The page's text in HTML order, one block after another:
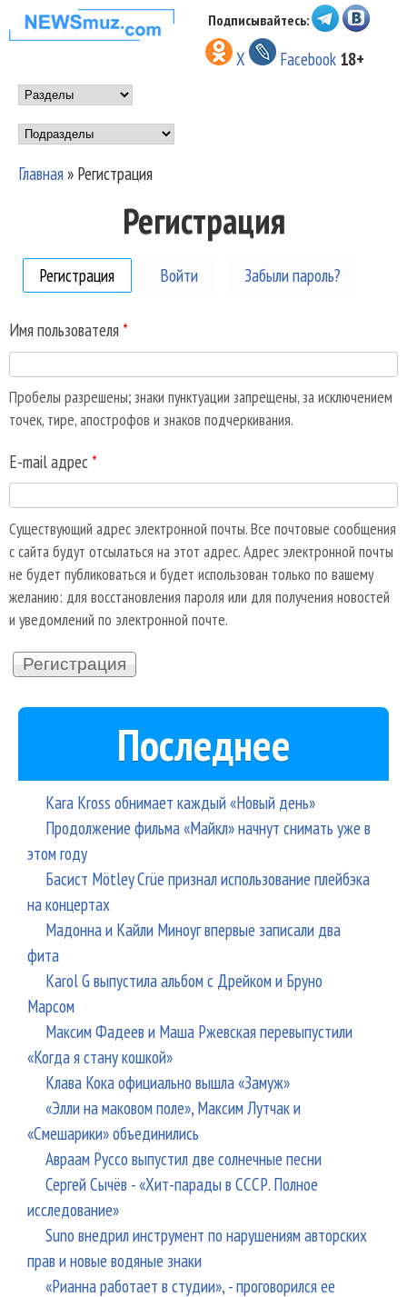
Перейти к основному
содержанию
НОВОСТИ
МУЗЫКИ И
ШОУ БИЗНЕСА
NEWSMUZ.COM
Подписывайтесь:
X Facebook 18+
Main menu
Подразделы
Главная» Регистрация
Регистрация
Регистрация (активная вкладка)
Войти Забыли пароль?
Имя пользователя *
Пробелы разрешены; знаки пунктуации запрещены, за исключением
точек, тире, апострофов и знаков подчеркивания.
E-mail адрес *
Существующий адрес электронной почты. Все почтовые сообщения
с сайта будут отсылаться на этот адрес. Адрес электронной почты
не будет публиковаться и будет использован только по вашему
желанию: для восстановления пароля или для получения новостей
и уведомлений по электронной почте.
Последнее
Kara Kross обнимает каждый «Новый день»
Продолжение фильма «Майкл» начнут снимать уже в
этом году
Басист Mötley Crüe признал использование плейбэка
на концертах
Мадонна и Кайли Миноуг впервые записали два
фита
Karol G выпустила альбом с Дрейком и Бруно
Марсом
Максим Фадеев и Маша Ржевская перевыпустили
«Когда я стану кошкой»
Клава Кока официально вышла «Замуж»
«Элли на маковом поле», Максим Лутчак и
«Смешарики» объединились
Авраам Руссо выпустил две солнечные песни
Сергей Сычёв - «Хит-парады в СССР. Полное
исследование»
Suno внедрил инструмент по нарушениям авторских
прав и новые водяные знаки
«Рианна работает в студии», - проговорился ее